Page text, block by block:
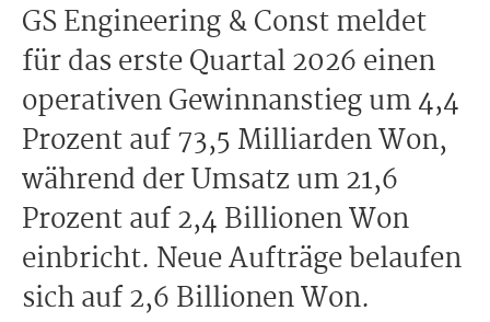
GS Engineering & Const meldet
für das erste Quartal 2026 einen
operativen Gewinnanstieg um 4,4
Prozent auf 73,5 Milliarden Won,
während der Umsatz um 21,6
Prozent auf 2,4 Billionen Won
einbricht. Neue Aufträge belaufen
sich auf 2,6 Billionen Won.